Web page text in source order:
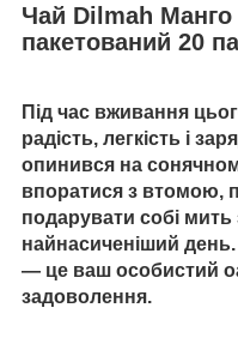
Чай Dilmah
пакетований 20
Під час вживання
радість, легкість і
опинився на
впоратися з втомою,
подарувати собі
найнасиченіший день.
— це ваш особистий
задоволення.